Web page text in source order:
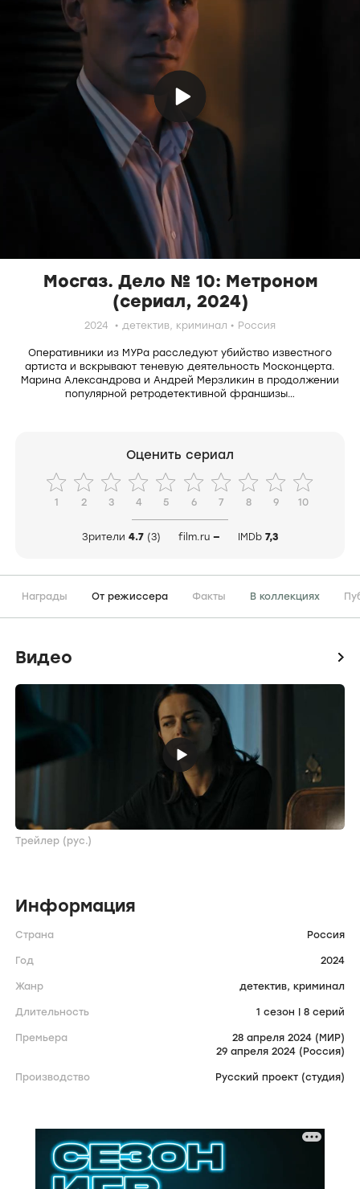
Мосгаз. Дело № 10: Метроном
(сериал, 2024)
2024 детектив, криминал Россия
Оперативники из МУРа расследуют убийство известного
артиста и вскрывают теневую деятельность Москонцерта.
Марина Александрова и Андрей Мерзликин в продолжении
популярной ретродетективной франшизы…
Оценить сериал
1 2 3 4 5 6 7 8 9 10
Зрители 4.7 (3) film.ru — IMDb 7,3
Награды От режиссера Факты В коллекциях
Видео icon
Трейлер (рус.)
Информация
Страна Россия
Год 2024
Жанр детектив, криминал
Длительность 1 сезон | 8 серий
Премьера
28 апреля 2024 (МИР)
29 апреля 2024 (Россия)
Производство Русский проект (студия)